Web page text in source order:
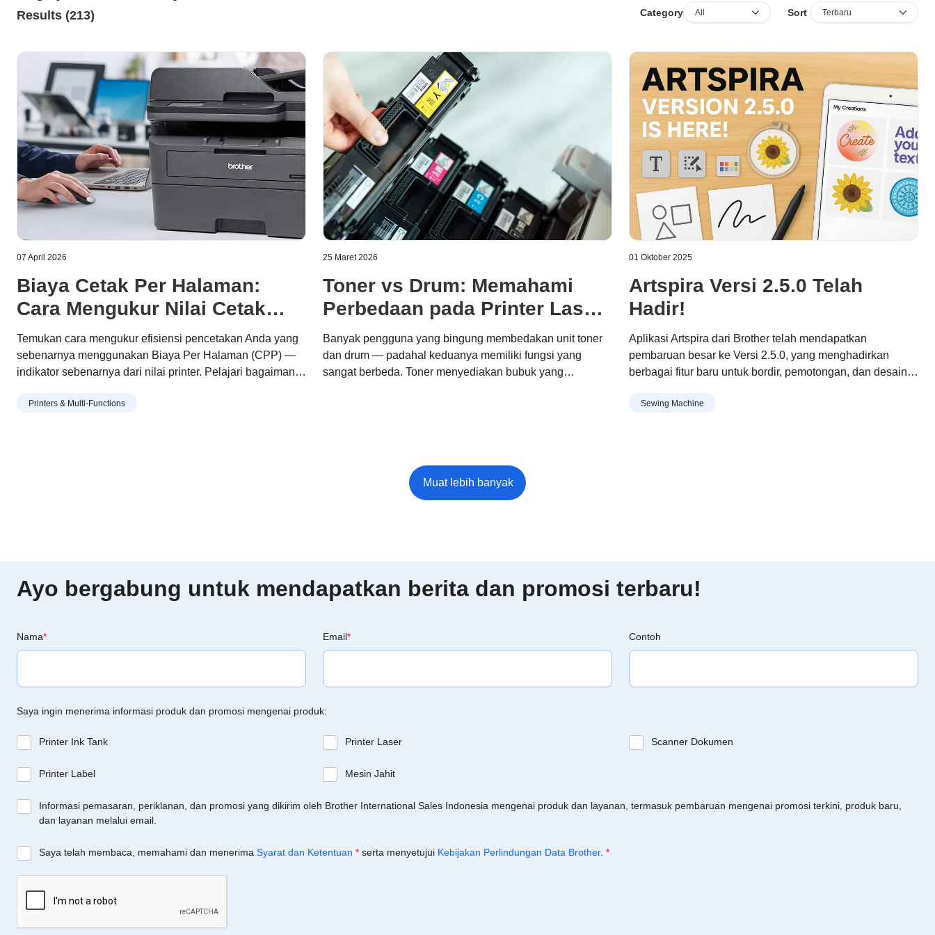
Results (213) Category Sort
07 April 2026
Biaya Cetak Per Halaman:
Cara Mengukur Nilai Cetak
yang Sesungguhnya
Temukan cara mengukur efisiensi pencetakan Anda yang
sebenarnya menggunakan Biaya Per Halaman (CPP) —
indikator sebenarnya dari nilai printer. Pelajari bagaimana
mencetak lebih banyak dengan biaya lebih rendah, limbah
Printers & Multi-Functions
25 Maret 2026
Toner vs Drum: Memahami
Perbedaan pada Printer Laser
Brother
Banyak pengguna yang bingung membedakan unit toner
dan drum — padahal keduanya memiliki fungsi yang
sangat berbeda. Toner menyediakan bubuk yang
01 Oktober 2025
Artspira Versi 2.5.0 Telah
Hadir!
Aplikasi Artspira dari Brother telah mendapatkan
pembaruan besar ke Versi 2.5.0, yang menghadirkan
berbagai fitur baru untuk bordir, pemotongan, dan desain
pengguna di Asia.
Sewing Machine
Ayo bergabung untuk mendapatkan berita dan promosi terbaru!
Nama* Email* Contoh
Saya ingin menerima informasi produk dan promosi mengenai produk:
Printer Ink Tank Printer Laser Scanner Dokumen
Printer Label Mesin Jahit
Informasi pemasaran, periklanan, dan promosi yang dikirim oleh Brother International Sales Indonesia mengenai produk dan layanan, termasuk pembaruan mengenai promosi terkini, produk baru,
dan layanan melalui email.
Saya telah membaca, memahami dan menerima Syarat dan Ketentuan * serta menyetujui Kebijakan Perlindungan Data Brother. *